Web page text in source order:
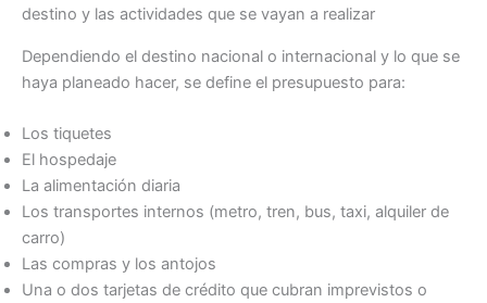
destino y las actividades que se vayan a realizar
Dependiendo el destino nacional o internacional y lo que se
haya planeado hacer, se define el presupuesto para:
Los tiquetes
El hospedaje
La alimentación diaria
Los transportes internos (metro, tren, bus, taxi, alquiler de
carro)
Las compras y los antojos
Una o dos tarjetas de crédito que cubran imprevistos o